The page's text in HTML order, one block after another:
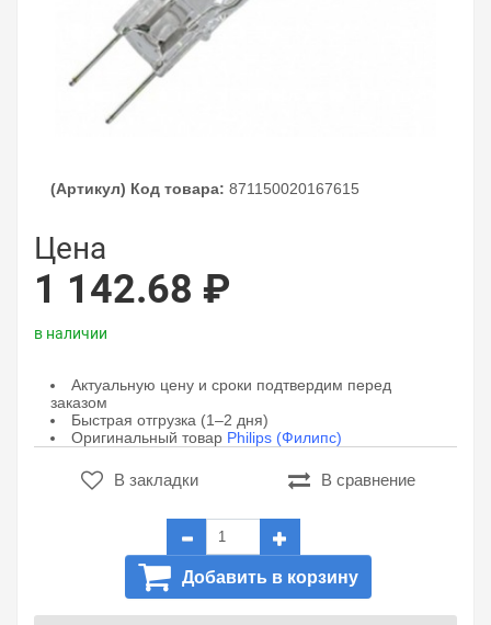
(Артикул) Код товара: 871150020167615
Цена
1 142.68 ₽
в наличии
Актуальную цену и сроки подтвердим перед
заказом
Быстрая отгрузка (1–2 дня)
Оригинальный товар Philips (Филипс)
В закладки В сравнение
Добавить в корзину